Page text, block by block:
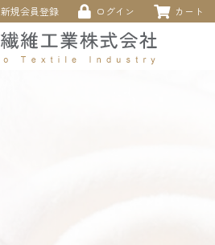
新規会員登録 ログイン カート